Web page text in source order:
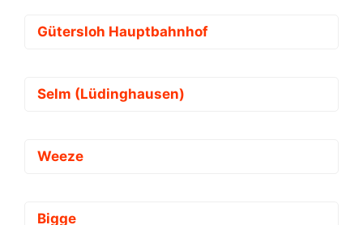
Gütersloh Hauptbahnhof
Selm (Lüdinghausen)
Weeze
Bigge